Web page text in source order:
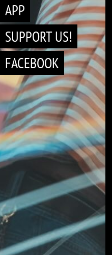
APP
SUPPORT US!
FACEBOOK